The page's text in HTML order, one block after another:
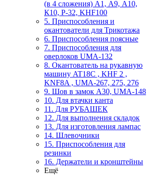
(в 4 сложения) А1, А9, А10,
К10, Р-32, KHF100
5. Приспособления и
окантователи для Трикотажа
6. Приспособления поясные
7. Приспособления для
оверлоков UMA-132
8. Окантователь на рукавную
машину AT18C , KHF 2 ,
KNF8A , UMA-267, 275, 276
9. Шов в замок А30, UMA-148
10. Для втачки канта
11. Для РУБАШЕК
12. Для выполнения складок
13. Для изготовления лампас
14. Шлевочники
15. Приспособления для
резинки
16. Держатели и кронштейны
Ещё